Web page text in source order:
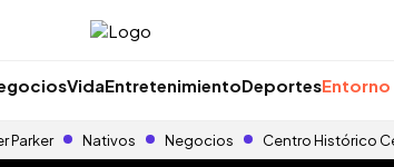
VidaEntretenimientoDeportesEntorno
Parker Nativos Negocios Centro Histórico